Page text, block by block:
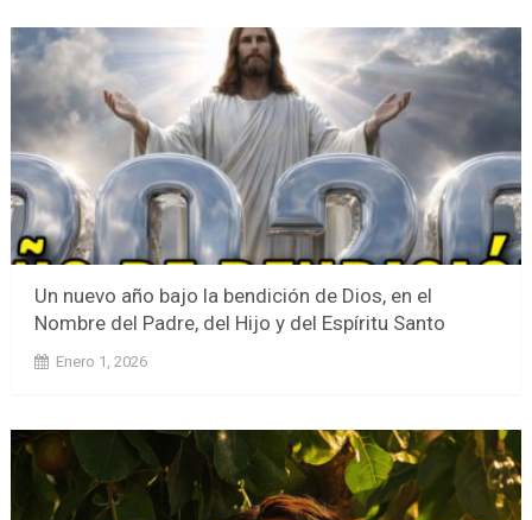
Un nuevo año bajo la bendición de Dios, en el
Nombre del Padre, del Hijo y del Espíritu Santo
Enero 1, 2026